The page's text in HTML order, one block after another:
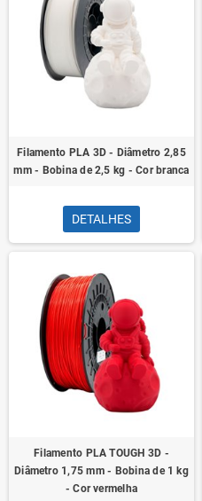
Filamento PLA 3D - Diâmetro 2,85
mm - Bobina de 2,5 kg - Cor branca
DETALHES
Filamento PLA TOUGH 3D -
Diâmetro 1,75 mm - Bobina de 1 kg
- Cor vermelha